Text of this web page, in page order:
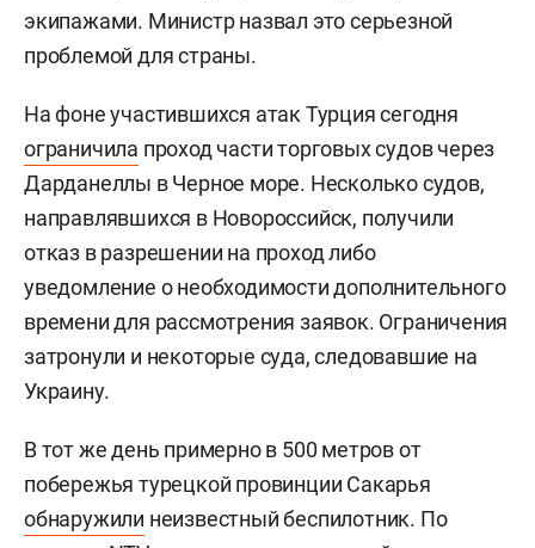
экипажами. Министр назвал это серьезной
проблемой для страны.
На фоне участившихся атак Турция сегодня
ограничила проход части торговых судов через
Дарданеллы в Черное море. Несколько судов,
направлявшихся в Новороссийск, получили
отказ в разрешении на проход либо
уведомление о необходимости дополнительного
времени для рассмотрения заявок. Ограничения
затронули и некоторые суда, следовавшие на
Украину.
В тот же день примерно в 500 метров от
побережья турецкой провинции Сакарья
обнаружили неизвестный беспилотник. По